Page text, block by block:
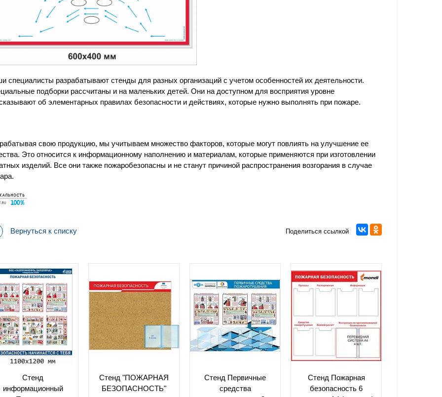
специалисты разрабатывают стенды для разных организаций с учетом особенностей их деятельности.
подборки рассчитаны и на маленьких детей. Они на доступном для восприятия уровне
об элементарных правилах безопасности и действиях, которые нужно выполнять при пожаре.
свою продукцию, мы учитываем множество факторов, которые могут повлиять на улучшение ее
Это относится к информационному наполнению и материалам, которые применяются при изготовлении
изделий. Все они также пожаробезопасны и не станут причиной распространения возгорания в случае
Вернуться к списку Поделиться ссылкой
Стенд
информационный
Стенд "ПОЖАРНАЯ
БЕЗОПАСНОСТЬ"
Стенд Первичные
средства
Стенд Пожарная
безопасность 6